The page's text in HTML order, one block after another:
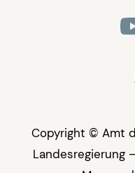
Copyright © Amt
Landesregierung